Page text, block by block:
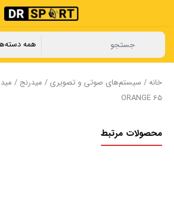
خانه/ سیستم‌های صوتی و تصویری/ میدرنج
ORANGE 65
محصولات مرتبط